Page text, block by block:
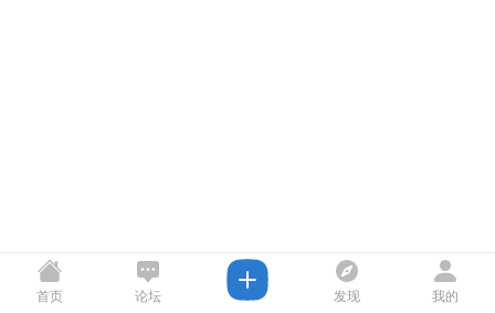
首页 论坛 发现 我的